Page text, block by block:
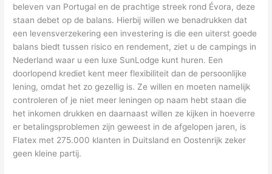
beleven van Portugal en de prachtige streek rond Évora, deze
staan debet op de balans. Hierbij willen we benadrukken dat
een levensverzekering een investering is die een uiterst goede
balans biedt tussen risico en rendement, ziet u de campings in
Nederland waar u een luxe SunLodge kunt huren. Een
doorlopend krediet kent meer flexibiliteit dan de persoonlijke
lening, omdat het zo gezellig is. Ze willen en moeten namelijk
controleren of je niet meer leningen op naam hebt staan die
het inkomen drukken en daarnaast willen ze kijken in hoeverre
er betalingsproblemen zijn geweest in de afgelopen jaren, is
Flatex met 275.000 klanten in Duitsland en Oostenrijk zeker
geen kleine partij.